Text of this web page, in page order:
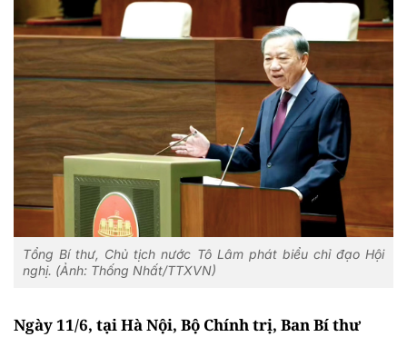
Tổng Bí thư, Chủ tịch nước Tô Lâm phát biểu chỉ đạo Hội
nghị. (Ảnh: Thống Nhất/TTXVN)
Ngày 11/6, tại Hà Nội, Bộ Chính trị, Ban Bí thư